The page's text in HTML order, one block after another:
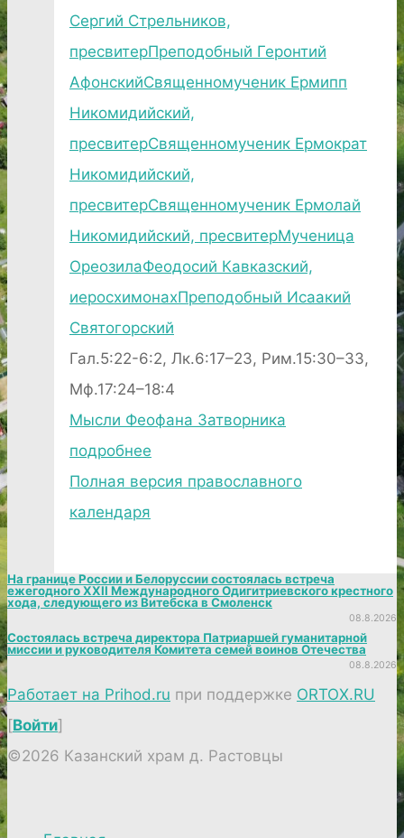
Сергий Стрельников,
пресвитерПреподобный Геронтий
АфонскийСвященномученик Ермипп
Никомидийский,
пресвитерСвященномученик Ермократ
Никомидийский,
пресвитерСвященномученик Ермолай
Никомидийский, пресвитерМученица
ОреозилаФеодосий Кавказский,
иеросхимонахПреподобный Исаакий
Святогорский
Гал.5:22-6:2, Лк.6:17–23, Рим.15:30–33,
Мф.17:24–18:4
Мысли Феофана Затворника
подробнее
Полная версия православного
календаря
На границе России и Белоруссии состоялась встреча
ежегодного XXII Международного Одигитриевского крестного
хода, следующего из Витебска в Смоленск
08.8.2026
Состоялась встреча директора Патриаршей гуманитарной
миссии и руководителя Комитета семей воинов Отечества
08.8.2026
Работает на Prihod.ru при поддержке ORTOX.RU
[Войти]
©2026 Казанский храм д. Растовцы